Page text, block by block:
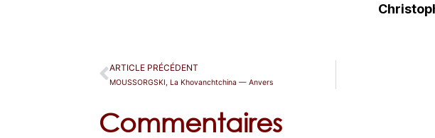
ARTICLE PRÉCÉDENT
MOUSSORGSKI, La Khovanchtchina — Anvers
Commentaires